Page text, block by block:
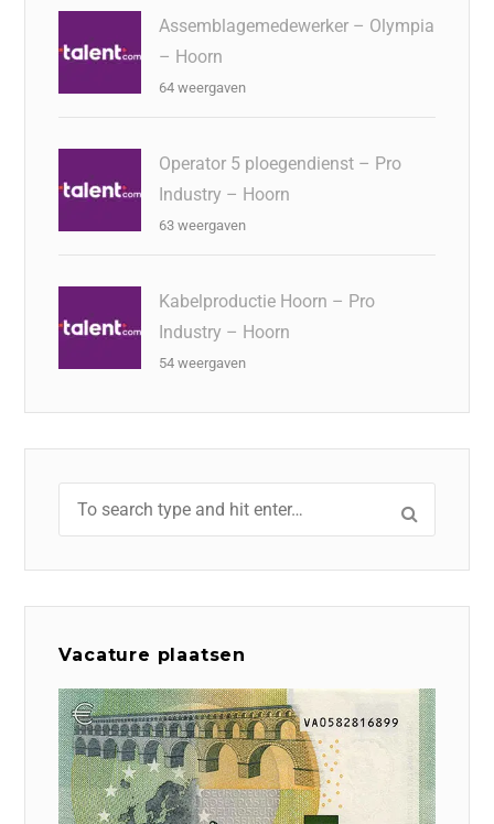
Assemblagemedewerker – Olympia
– Hoorn
64 weergaven
Operator 5 ploegendienst – Pro
Industry – Hoorn
63 weergaven
Kabelproductie Hoorn – Pro
Industry – Hoorn
54 weergaven
Vacature plaatsen